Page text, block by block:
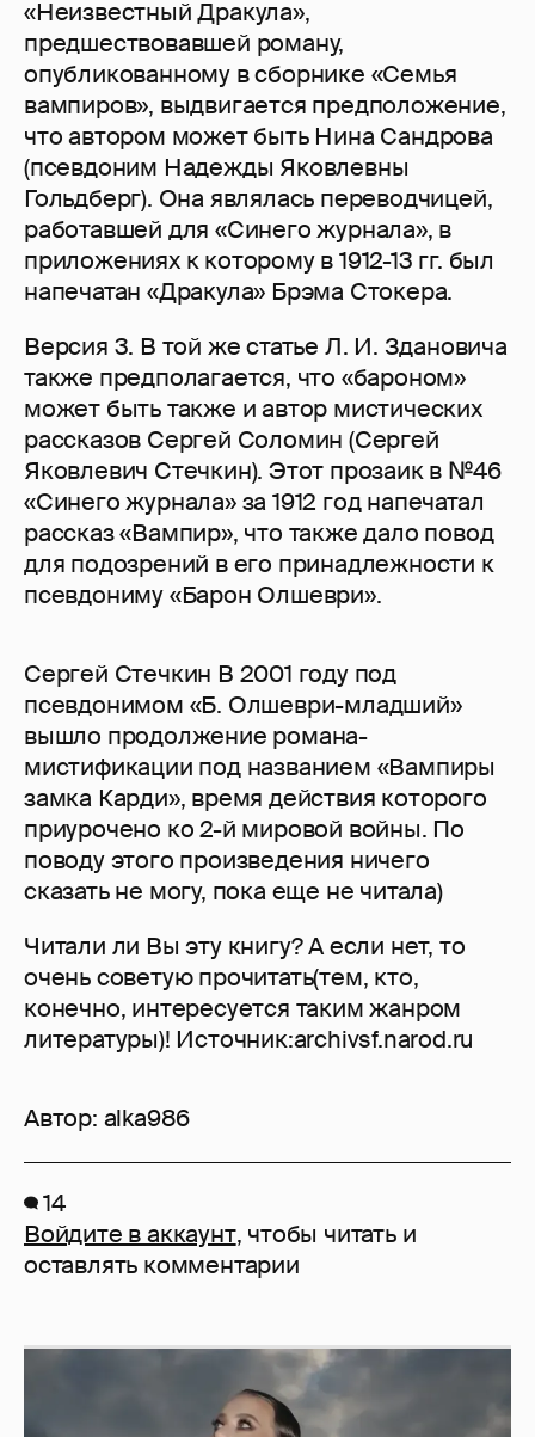
«Неизвестный Дракула»,
предшествовавшей роману,
опубликованному в сборнике «Семья
вампиров», выдвигается предположение,
что автором может быть Нина Сандрова
(псевдоним Надежды Яковлевны
Гольдберг). Она являлась переводчицей,
работавшей для «Синего журнала», в
приложениях к которому в 1912-13 гг. был
напечатан «Дракула» Брэма Стокера.
Версия 3. В той же статье Л. И. Здановича
также предполагается, что «бароном»
может быть также и автор мистических
рассказов Сергей Соломин (Сергей
Яковлевич Стечкин). Этот прозаик в №46
«Синего журнала» за 1912 год напечатал
рассказ «Вампир», что также дало повод
для подозрений в его принадлежности к
псевдониму «Барон Олшеври».
Сергей Стечкин В 2001 году под
псевдонимом «Б. Олшеври-младший»
вышло продолжение романа-
мистификации под названием «Вампиры
замка Карди», время действия которого
приурочено ко 2-й мировой войны. По
поводу этого произведения ничего
сказать не могу, пока еще не читала)
Читали ли Вы эту книгу? А если нет, то
очень советую прочитать(тем, кто,
конечно, интересуется таким жанром
литературы)! Источник:archivsf.narod.ru
Автор: alka986
14
Войдите в аккаунт, чтобы читать и
оставлять комментарии